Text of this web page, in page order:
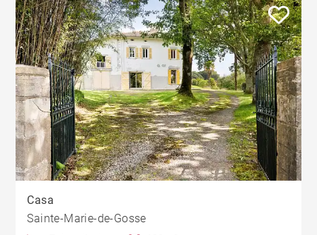
Casa
Sainte-Marie-de-Gosse